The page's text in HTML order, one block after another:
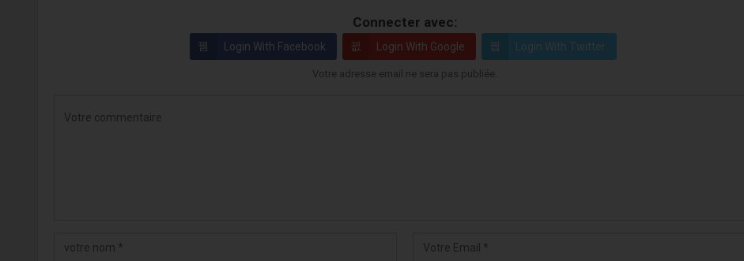
Connecter avec:
Login With Facebook Login With Google Login With Twitter
Votre adresse email ne sera pas publiée.